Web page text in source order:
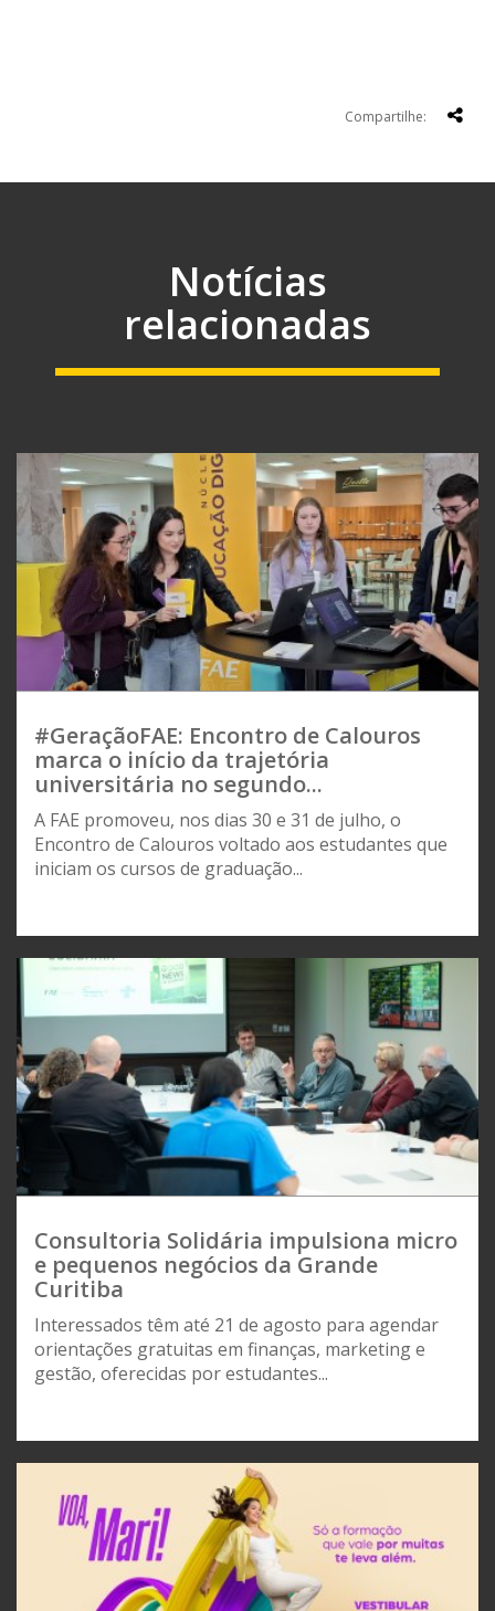
Compartilhe:
Notícias
relacionadas
#GeraçãoFAE: Encontro de Calouros
marca o início da trajetória
universitária no segundo...
A FAE promoveu, nos dias 30 e 31 de julho, o
Encontro de Calouros voltado aos estudantes que
iniciam os cursos de graduação...
Consultoria Solidária impulsiona micro
e pequenos negócios da Grande
Curitiba
Interessados têm até 21 de agosto para agendar
orientações gratuitas em finanças, marketing e
gestão, oferecidas por estudantes...